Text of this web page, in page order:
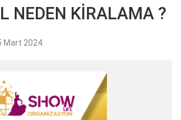
NEDEN KİRALAMA ?
Mart 2024